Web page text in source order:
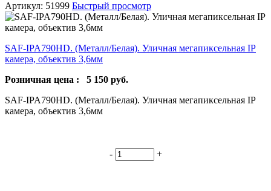
Артикул: 51999 Быстрый просмотр
SAF-IPA790HD. (Металл/Белая). Уличная мегапиксельная IP
камера, объектив 3,6мм
Розничная цена : 5 150 руб.
SAF-IPA790HD. (Металл/Белая). Уличная мегапиксельная IP
камера, объектив 3,6мм
- +